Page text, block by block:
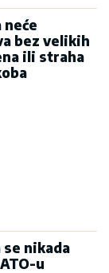
bez velikih
ili straha
nikada
u